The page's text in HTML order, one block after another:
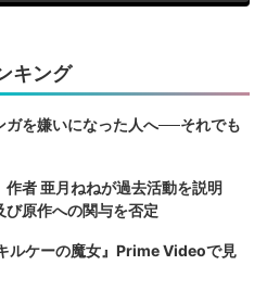
キング
ガを嫌いになった人へ──それでも
作者 亜月ねねが過去活動を説明
び原作への関与を否定
ルケーの魔女』Prime Videoで見